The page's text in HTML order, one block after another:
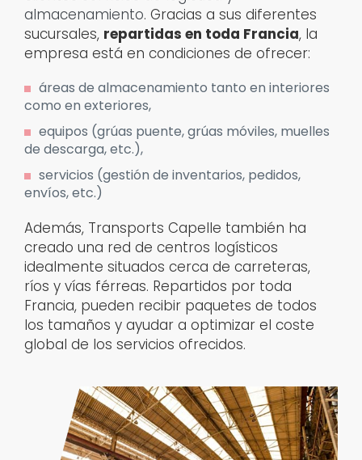
almacenamiento. Gracias a sus diferentes
sucursales, repartidas en toda Francia, la
empresa está en condiciones de ofrecer:
áreas de almacenamiento tanto en interiores
como en exteriores,
equipos (grúas puente, grúas móviles, muelles
de descarga, etc.),
servicios (gestión de inventarios, pedidos,
envíos, etc.)
Además, Transports Capelle también ha
creado una red de centros logísticos
idealmente situados cerca de carreteras,
ríos y vías férreas. Repartidos por toda
Francia, pueden recibir paquetes de todos
los tamaños y ayudar a optimizar el coste
global de los servicios ofrecidos.